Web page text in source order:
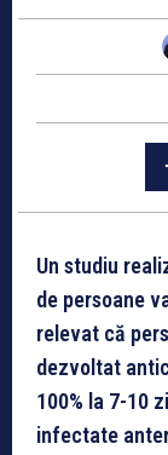
Un studiu
de persoane
relevat că
dezvoltat
100% la 7-10
infectate